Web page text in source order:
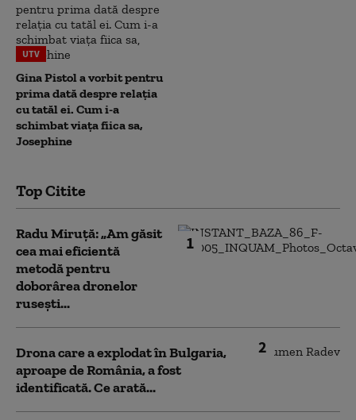
UTV
Gina Pistol a vorbit pentru
prima dată despre relația
cu tatăl ei. Cum i-a
schimbat viața fiica sa,
Josephine
Top Citite
1
Radu Miruță: „Am găsit
cea mai eficientă
metodă pentru
doborârea dronelor
rusești...
2
Drona care a explodat în Bulgaria,
aproape de România, a fost
identificată. Ce arată...